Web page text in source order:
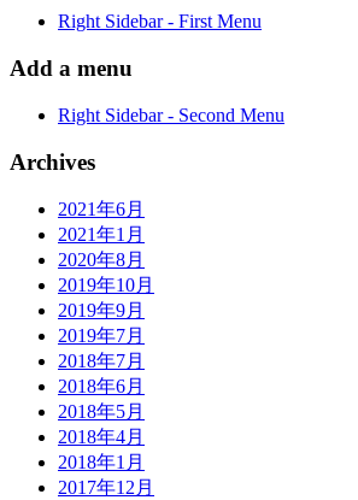
Right Sidebar - First Menu
Add a menu
Right Sidebar - Second Menu
Archives
2021年6月
2021年1月
2020年8月
2019年10月
2019年9月
2019年7月
2018年7月
2018年6月
2018年5月
2018年4月
2018年1月
2017年12月